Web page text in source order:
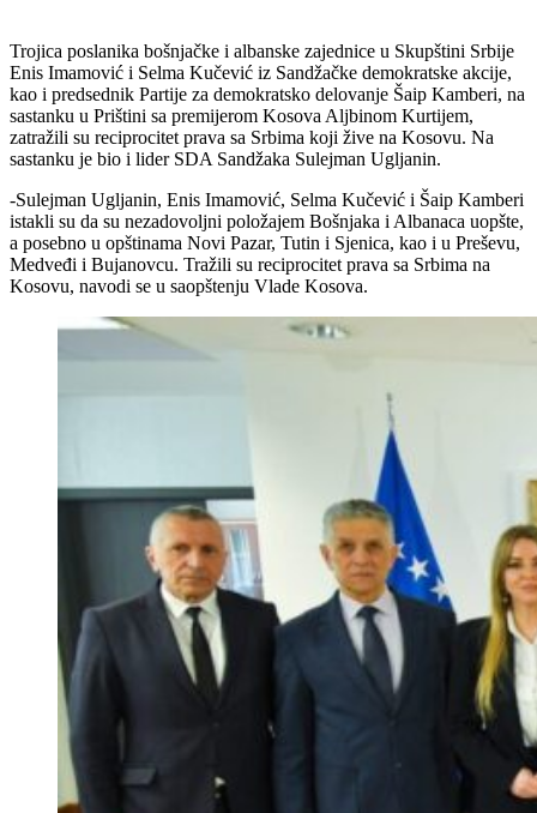
Trojica poslanika bošnjačke i albanske zajednice u Skupštini Srbije
Enis Imamović i Selma Kučević iz Sandžačke demokratske akcije,
kao i predsednik Partije za demokratsko delovanje Šaip Kamberi, na
sastanku u Prištini sa premijerom Kosova Aljbinom Kurtijem,
zatražili su reciprocitet prava sa Srbima koji žive na Kosovu. Na
sastanku je bio i lider SDA Sandžaka Sulejman Ugljanin.
-Sulejman Ugljanin, Enis Imamović, Selma Kučević i Šaip Kamberi
istakli su da su nezadovoljni položajem Bošnjaka i Albanaca uopšte,
a posebno u opštinama Novi Pazar, Tutin i Sjenica, kao i u Preševu,
Medveđi i Bujanovcu. Tražili su reciprocitet prava sa Srbima na
Kosovu, navodi se u saopštenju Vlade Kosova.